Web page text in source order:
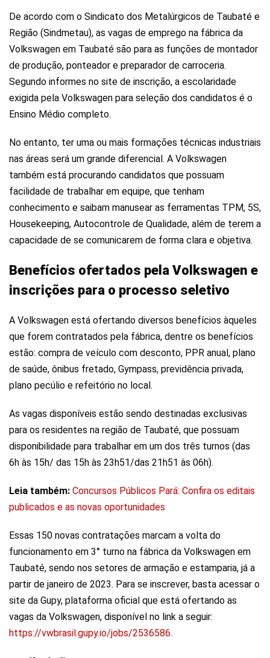
De acordo com o Sindicato dos Metalúrgicos de Taubaté e
Região (Sindmetau), as vagas de emprego na fábrica da
Volkswagen em Taubaté são para as funções de montador
de produção, ponteador e preparador de carroceria.
Segundo informes no site de inscrição, a escolaridade
exigida pela Volkswagen para seleção dos candidatos é o
Ensino Médio completo.
No entanto, ter uma ou mais formações técnicas industriais
nas áreas será um grande diferencial. A Volkswagen
também está procurando candidatos que possuam
facilidade de trabalhar em equipe, que tenham
conhecimento e saibam manusear as ferramentas TPM, 5S,
Housekeeping, Autocontrole de Qualidade, além de terem a
capacidade de se comunicarem de forma clara e objetiva.
Benefícios ofertados pela Volkswagen e
inscrições para o processo seletivo
A Volkswagen está ofertando diversos benefícios àqueles
que forem contratados pela fábrica, dentre os benefícios
estão: compra de veículo com desconto, PPR anual, plano
de saúde, ônibus fretado, Gympass, previdência privada,
plano pecúlio e refeitório no local.
As vagas disponíveis estão sendo destinadas exclusivas
para os residentes na região de Taubaté, que possuam
disponibilidade para trabalhar em um dos três turnos (das
6h às 15h/ das 15h às 23h51/das 21h51 às 06h).
Leia também: Concursos Públicos Pará: Confira os editais
publicados e as novas oportunidades
Essas 150 novas contratações marcam a volta do
funcionamento em 3° turno na fábrica da Volkswagen em
Taubaté, sendo nos setores de armação e estamparia, já a
partir de janeiro de 2023. Para se inscrever, basta acessar o
site da Gupy, plataforma oficial que está ofertando as
vagas da Volkswagen, disponível no link a seguir:
https://vwbrasil.gupy.io/jobs/2536586.